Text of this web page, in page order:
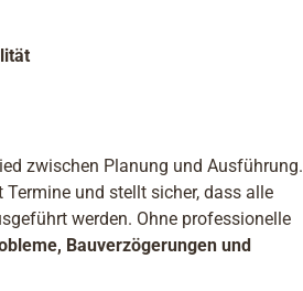
zwischen Planung und Ausführung.
und stellt sicher, dass alle
werden. Ohne professionelle
Bauverzögerungen und